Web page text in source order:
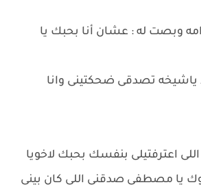
وبصت له : عشان أنا بحبك يا
تصدقى ضحكتينى وانا
اللى اعترفتيلى بنفسك بحبك لاخويا
يا مصطفى صدقنى اللى كان بينى